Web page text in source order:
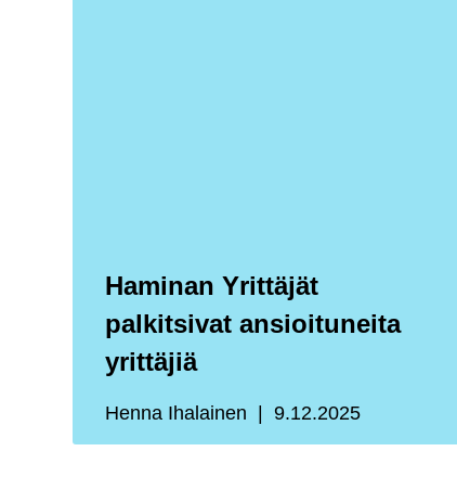
Haminan Yrittäjät
palkitsivat ansioituneita
yrittäjiä
Henna Ihalainen 9.12.2025